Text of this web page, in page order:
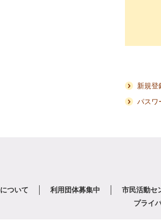
新規登
パスワ
ついて 利用団体募集中 市民活動セ
プライ